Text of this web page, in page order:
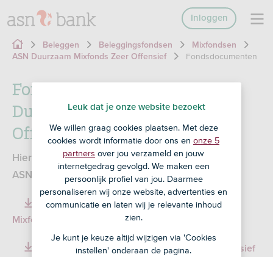
Inloggen
Beleggen Beleggingsfondsen
Mixfondsen
ASN Duurzaam Mixfonds Zeer Offensief
Fondsdocumenten
Fondsdocumenten ASN
Duurzaam Mixfonds Zeer
Offensief
Hier vind je alle belangrijke documenten van het
ASN Duurzaam Mixfonds Zeer Offensief.
Essentiële-informatiedocument ASN Duurzaam
Mixfonds Zeer Offensief (pdf)191,38 KB
Factsheet ASN Duurzaam Mixfonds Zeer Offensief
Leuk dat je onze website bezoekt
We willen graag cookies plaatsen. Met deze
cookies wordt informatie door ons en onze 5
partners over jou verzameld en jouw
internetgedrag gevolgd. We maken een
persoonlijk profiel van jou. Daarmee
personaliseren wij onze website, advertenties en
communicatie en laten wij je relevante inhoud
zien.
Je kunt je keuze altijd wijzigen via 'Cookies
instellen' onderaan de pagina.